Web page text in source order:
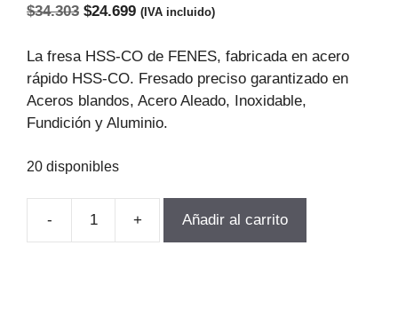
$34.303 El
original
era:
$34.303.
$24.699El
actual
es:
$24.699.
(IVA incluido)
La fresa HSS-CO de FENES, fabricada en acero
rápido HSS-CO. Fresado preciso garantizado en
Aceros blandos, Acero Aleado, Inoxidable,
Fundición y Aluminio.
20 disponibles
-
FRESA
+ Añadir al carrito